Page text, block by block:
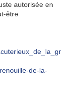
autorisée en
être
de-la-